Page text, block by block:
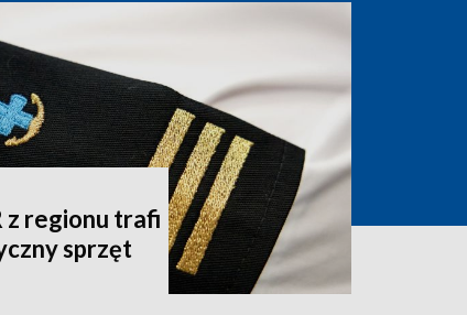
z regionu trafi
sprzęt